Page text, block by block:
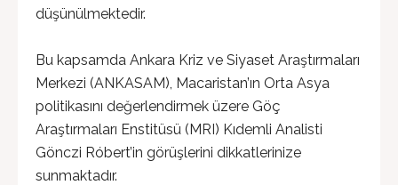
düşünülmektedir.
Bu kapsamda Ankara Kriz ve Siyaset Araştırmaları
Merkezi (ANKASAM), Macaristan’ın Orta Asya
politikasını değerlendirmek üzere Göç
Araştırmaları Enstitüsü (MRI) Kıdemli Analisti
Gönczi Róbert’in görüşlerini dikkatlerinize
sunmaktadır.